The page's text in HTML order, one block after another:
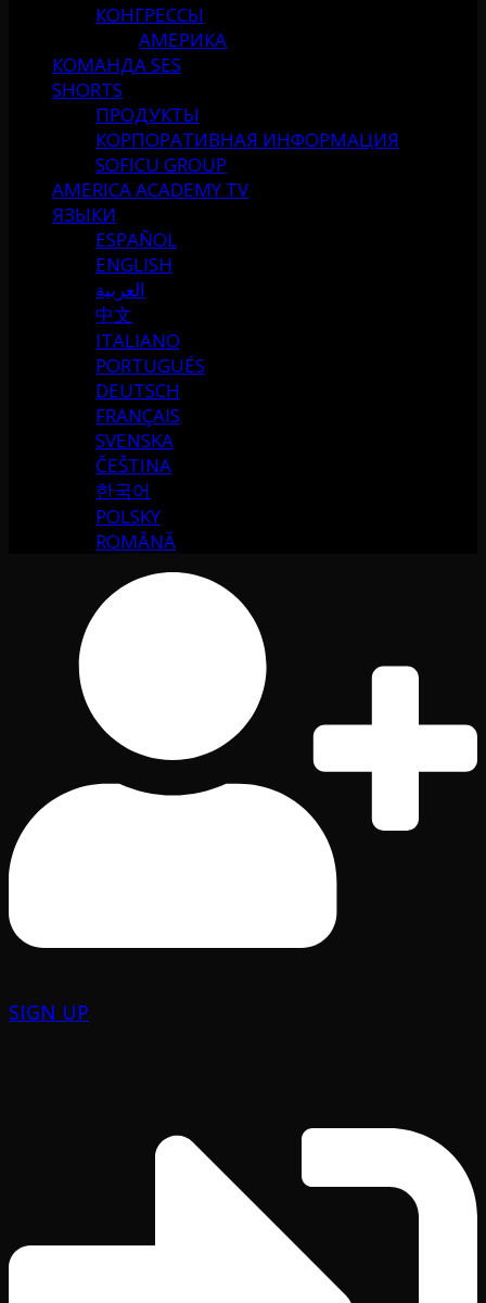
КОНГРЕССЫ
АМЕРИКА
КОМАНДА SES
SHORTS
ПРОДУКТЫ
КОРПОРАТИВНАЯ ИНФОРМАЦИЯ
SOFICU GROUP
AMERICA ACADEMY TV
ЯЗЫКИ
ESPAÑOL
ENGLISH
العربية
中文
ITALIANO
PORTUGUÉS
DEUTSCH
FRANÇAIS
SVENSKA
ČEŠTINA
한국어
POLSKY
ROMÂNĂ
SIGN UP